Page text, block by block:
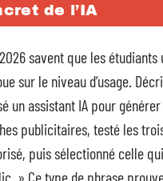
de l’IA
savent que les étudiants
sur le niveau d’usage.
un assistant IA pour
publicitaires, testé les
puis sélectionné celle
» Ce type de phrase